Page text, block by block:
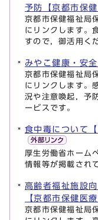
予防【京都市保
京都市保健福祉局
にリンクします。
すので，御活用く
みやこ健康・安
京都市保健福祉局
にリンクします。
況や注意喚起，予
ービスです。
食中毒について
厚生労働省ホーム
情報等が掲載され
高齢者福祉施設
【京都市保健医
京都市保健福祉局